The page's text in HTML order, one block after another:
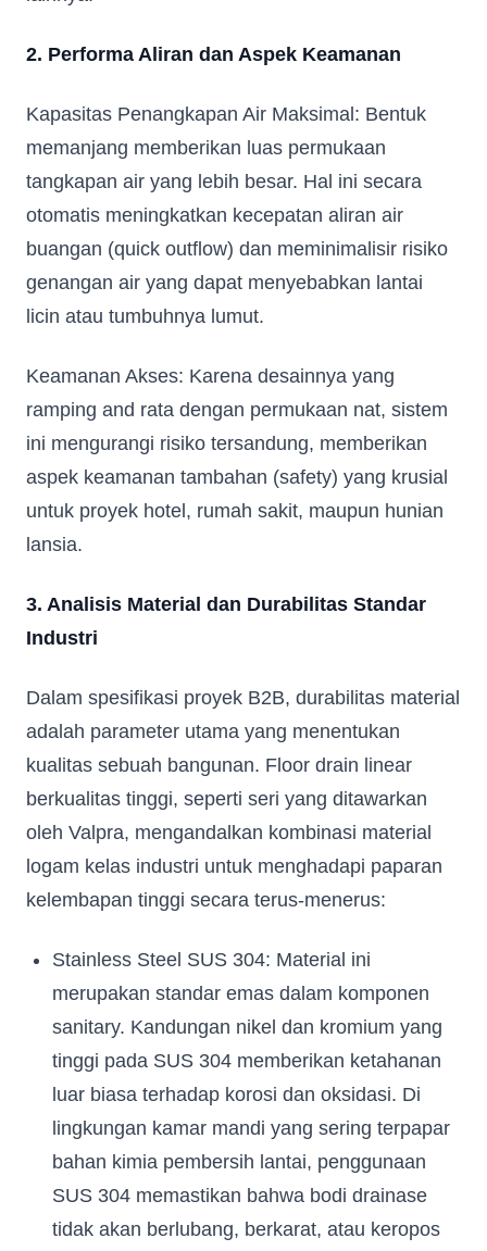
2. Performa Aliran dan Aspek Keamanan
Kapasitas Penangkapan Air Maksimal: Bentuk
memanjang memberikan luas permukaan
tangkapan air yang lebih besar. Hal ini secara
otomatis meningkatkan kecepatan aliran air
buangan (quick outflow) dan meminimalisir risiko
genangan air yang dapat menyebabkan lantai
licin atau tumbuhnya lumut.
Keamanan Akses: Karena desainnya yang
ramping and rata dengan permukaan nat, sistem
ini mengurangi risiko tersandung, memberikan
aspek keamanan tambahan (safety) yang krusial
untuk proyek hotel, rumah sakit, maupun hunian
lansia.
3. Analisis Material dan Durabilitas Standar
Industri
Dalam spesifikasi proyek B2B, durabilitas material
adalah parameter utama yang menentukan
kualitas sebuah bangunan. Floor drain linear
berkualitas tinggi, seperti seri yang ditawarkan
oleh Valpra, mengandalkan kombinasi material
logam kelas industri untuk menghadapi paparan
kelembapan tinggi secara terus-menerus:
Stainless Steel SUS 304: Material ini
merupakan standar emas dalam komponen
sanitary. Kandungan nikel dan kromium yang
tinggi pada SUS 304 memberikan ketahanan
luar biasa terhadap korosi dan oksidasi. Di
lingkungan kamar mandi yang sering terpapar
bahan kimia pembersih lantai, penggunaan
SUS 304 memastikan bahwa bodi drainase
tidak akan berlubang, berkarat, atau keropos